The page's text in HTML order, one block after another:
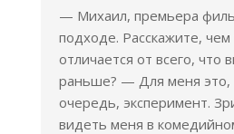
— Михаил, премьера
подходе. Расскажите, чем
отличается от всего, что
раньше? — Для меня это,
очередь, эксперимент.
видеть меня в